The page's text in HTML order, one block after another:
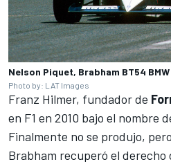
Nelson Piquet, Brabham BT54 BMW
Photo by: LAT Images
Franz Hilmer, fundador de
en F1 en 2010 bajo el nombre
Finalmente no se produjo,
Brabham recuperó el derecho